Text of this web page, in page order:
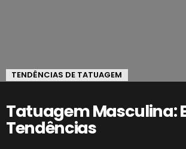
TENDÊNCIAS DE TATUAGEM
Tatuagem Masculina:
Tendências